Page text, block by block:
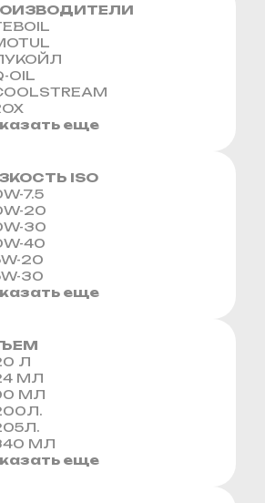
OIL
еще
ISO
7.5
20
30
40
20
30
еще
Л
МЛ
МЛ
МЛ
еще